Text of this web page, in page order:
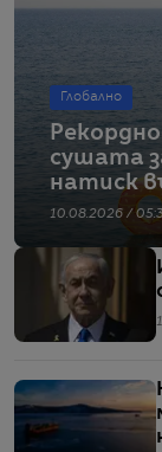
Глобално
сушата
натиск
10.08.2026 /